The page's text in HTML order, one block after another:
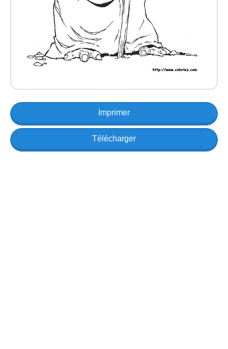
Imprimer
Télécharger